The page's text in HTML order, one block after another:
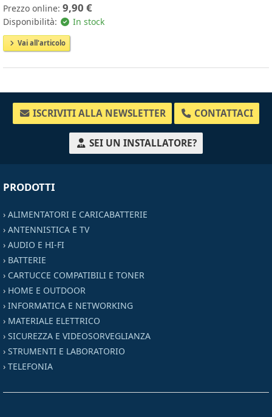
Prezzo online: 9,90 €
Disponibilità: In stock
Vai all'articolo
ISCRIVITI ALLA NEWSLETTER CONTATTACI
SEI UN INSTALLATORE?
PRODOTTI
› ALIMENTATORI E CARICABATTERIE
› ANTENNISTICA E TV
› AUDIO E HI-FI
› BATTERIE
› CARTUCCE COMPATIBILI E TONER
› HOME E OUTDOOR
› INFORMATICA E NETWORKING
› MATERIALE ELETTRICO
› SICUREZZA E VIDEOSORVEGLIANZA
› STRUMENTI E LABORATORIO
› TELEFONIA